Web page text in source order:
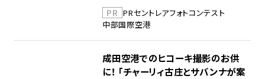
PR PRセントレアフォトコンテスト
中部国際空港
成田空港でのヒコーキ撮影のお供
に！ 「チャーリィ古庄とサバンナが案